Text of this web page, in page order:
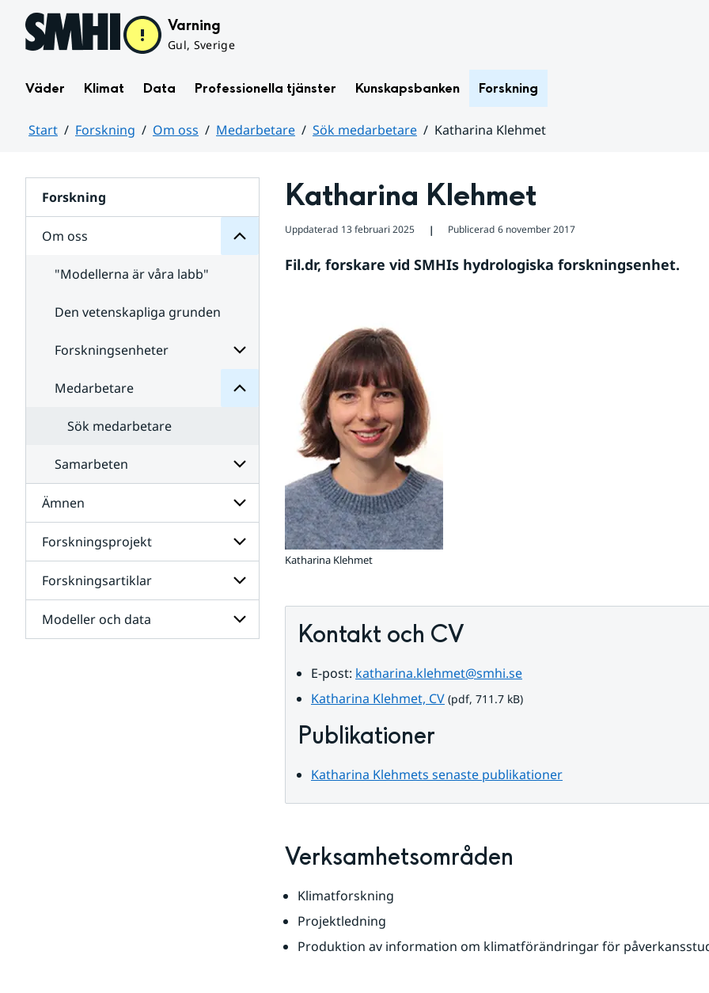
Hoppa till sidans innehåll Varning
Gul, Sverige
Väder Klimat Data Professionella tjänster Kunskapsbanken Forskning
Start Forskning Om oss Medarbetare Sök medarbetare
Katharina Klehmet
Forskning
Om oss
för
"Modellerna är våra labb"
Den vetenskapliga grunden
Forskningsenheter
Undersidor
Forskningsenheter
Medarbetare
Undersidor
Medarbetare
Sök medarbetare
Samarbeten
Undersidor
för
Samarbeten
Ämnen
Undersidor
för
Ämnen
Forskningsprojekt
Undersidor
för
Forskningsprojekt
Forskningsartiklar
Undersidor
för
Modeller och data
Katharina Klehmet
Uppdaterad 13 februari 2025 ❘ Publicerad 6 november 2017
Fil.dr, forskare vid SMHIs hydrologiska forskningsenhet.
Katharina Klehmet
Kontakt och CV
E-post: katharina.klehmet@smhi.se
Katharina Klehmet, CVpdf, 711.7 kB.
(pdf, 711.7 kB)
Publikationer
Katharina Klehmets senaste publikationer
Verksamhetsområden
Klimatforskning
Projektledning
Produktion av information om klimatförändringar för